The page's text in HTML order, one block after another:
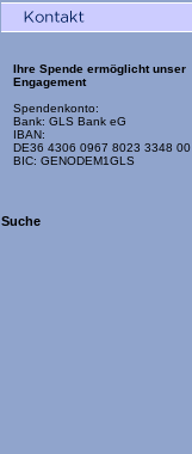
Ihre Spende ermöglicht unser
Engagement
Spendenkonto:
Bank: GLS Bank eG
IBAN:
DE36 4306 0967 8023 3348 00
BIC: GENODEM1GLS
Suche